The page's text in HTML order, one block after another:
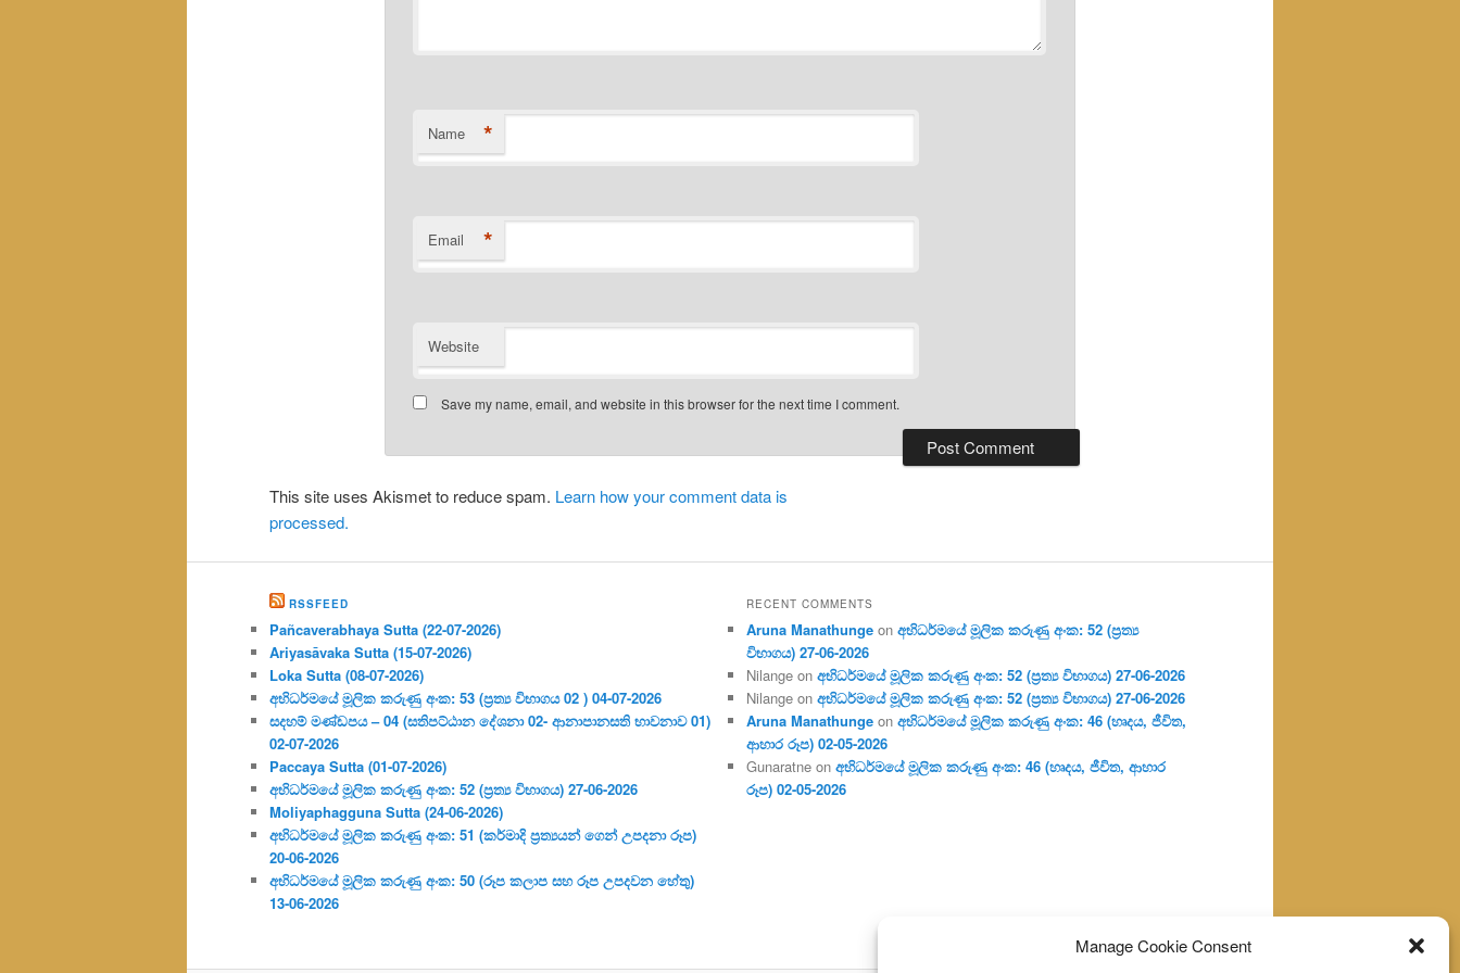
Manage Cookie Consent
Name *
Email *
Website
Save my name, email, and website in this browser for the next time I comment.
This site uses Akismet to reduce spam. Learn how your comment data is
processed.
RSSFEED
Pañcaverabhaya Sutta (22-07-2026)
Ariyasāvaka Sutta (15-07-2026)
Loka Sutta (08-07-2026)
අභිධර්මයේ මූලික කරුණු අංක: 53 (ප්‍ර‍ත්‍ය විභාගය 02 ) 04-07-2026
සදහම් මණ්ඩපය – 04 (සතිපට්ඨාන දේශනා 02- ආනාපානසති භාවනාව 01)
02-07-2026
Paccaya Sutta (01-07-2026)
අභිධර්මයේ මූලික කරුණු අංක: 52 (ප්‍ර‍ත්‍ය විභාගය) 27-06-2026
Moliyaphagguna Sutta (24-06-2026)
අභිධර්මයේ මූලික කරුණු අංක: 51 (කර්මාදි ප්‍ර‍ත්‍යයන් ගෙන් උපදනා රූප)
20-06-2026
අභිධර්මයේ මූලික කරුණු අංක: 50 (රූප කලාප සහ රූප උපදවන හේතු)
13-06-2026
RECENT COMMENTS
Aruna Manathunge onඅභිධර්මයේ මූලික කරුණු අංක: 52 (ප්‍ර‍ත්‍ය
විභාගය) 27-06-2026
Nilange onඅභිධර්මයේ මූලික කරුණු අංක: 52 (ප්‍ර‍ත්‍ය විභාගය) 27-06-2026
Nilange onඅභිධර්මයේ මූලික කරුණු අංක: 52 (ප්‍ර‍ත්‍ය විභාගය) 27-06-2026
Aruna Manathunge onඅභිධර්මයේ මූලික කරුණු අංක: 46 (හෘදය, ජීවිත,
ආහාර රූප) 02-05-2026
Gunaratne onඅභිධර්මයේ මූලික කරුණු අංක: 46 (හෘදය, ජීවිත, ආහාර
රූප) 02-05-2026